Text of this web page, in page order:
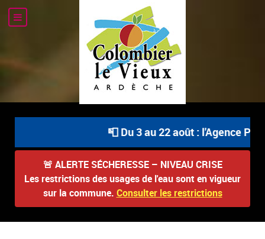
📮 Du 3 au 22 août : l'Agence
🚨 ALERTE SÉCHERESSE – NIVEAU CRISE
Les restrictions des usages de l'eau sont en vigueur
sur la commune. Consulter les restrictions